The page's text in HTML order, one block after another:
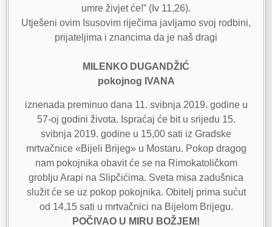
umre živjet će!” (Iv 11,26).
Utješeni ovim Isusovim riječima javljamo svoj rodbini,
prijateljima i znancima da je naš dragi
MILENKO DUGANDŽIĆ
pokojnog IVANA
iznenada preminuo dana 11. svibnja 2019. godine u
57-oj godini života. Ispraćaj će bit u srijedu 15.
svibnja 2019. godine u 15,00 sati iz Gradske
mrtvačnice «Bijeli Brijeg» u Mostaru. Pokop dragog
nam pokojnika obavit će se na Rimokatoličkom
groblju Arapi na Slipčićima. Sveta misa zadušnica
služit će se uz pokop pokojnika. Obitelj prima sućut
od 14,15 sati u mrtvačnici na Bijelom Brijegu.
POČIVAO U MIRU BOŽJEM!